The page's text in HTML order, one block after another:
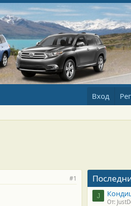
Вход
#1
J
От: